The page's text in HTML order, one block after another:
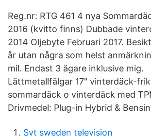
Reg.nr: RTG 461 4 nya
2016 (kvitto finns) Dubbade
2014 Oljebyte Februari 2017.
år utan några som helst
mil. Endast 3 ägare inklusive mig.
Lättmetallfälgar 17" vinterdäck-
sommardäck o vinterdäck med
Drivmedel: Plug-in Hybrid &
Svt sweden television